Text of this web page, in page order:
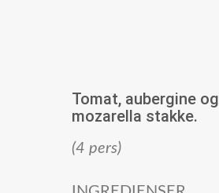
Tomat, aubergine og
mozarella stakke.
(4 pers)